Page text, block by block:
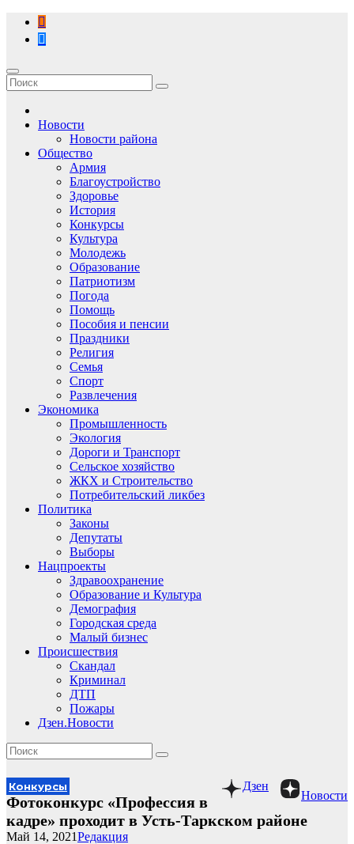
Перейти
содержимому
Новости
Новости района
Общество
Армия
Благоустройство
Здоровье
История
Конкурсы
Культура
Молодежь
Образование
Патриотизм
Погода
Помощь
Пособия и пенсии
Праздники
Религия
Семья
Спорт
Развлечения
Экономика
Промышленность
Экология
Дороги и Транспорт
Сельское хозяйство
ЖКХ и Строительство
Потребительский ликбез
Политика
Законы
Депутаты
Выборы
Нацпроекты
Здравоохранение
Образование и Культура
Демография
Городская среда
Малый бизнес
Происшествия
Скандал
Криминал
ДТП
Пожары
Дзен.Новости
Новости
Дзен
Конкурсы
Фотоконкурс «Профессия в
кадре» проходит в Усть-Таркском районе
Редакция
Май 14, 2021